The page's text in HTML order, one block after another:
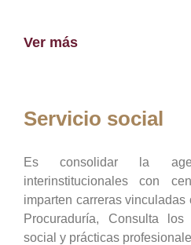
Ver más
Servicio social
Es consolidar la
interinstitucionales con
imparten carreras
Procuraduría, Consulta
social y prácticas